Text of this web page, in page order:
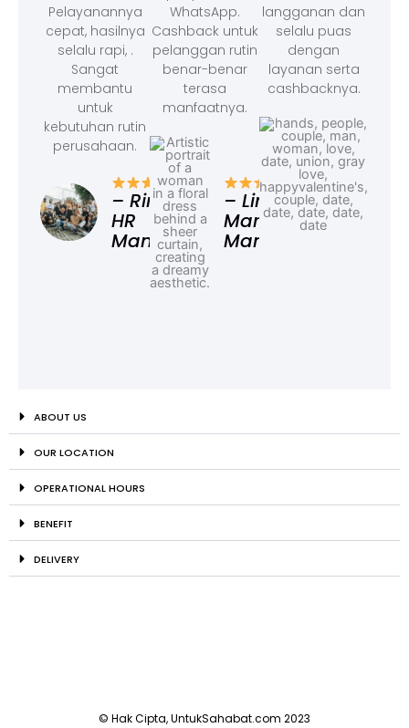
Pelayanannya
cepat, hasilnya
selalu rapi, .
Sangat
membantu
untuk
kebutuhan rutin
perusahaan.
– Rina,
HR
Manager
WhatsApp.
Cashback untuk
pelanggan rutin
benar-benar
terasa
manfaatnya.
– Linda,
Marketing
Manager
langganan dan
selalu puas
dengan
layanan serta
cashbacknya.
ABOUT US
OUR LOCATION
OPERATIONAL HOURS
BENEFIT
DELIVERY
© Hak Cipta, UntukSahabat.com 2023